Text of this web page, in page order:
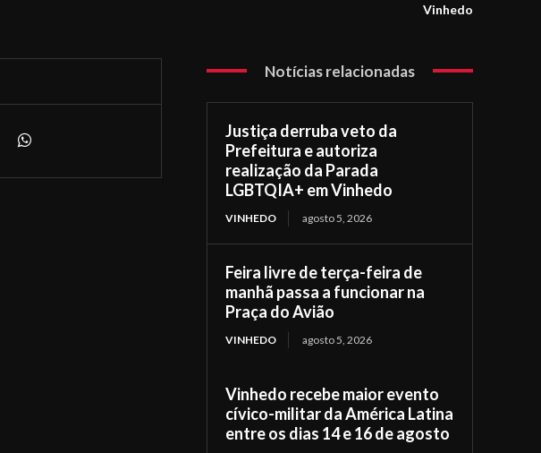
Vinhedo
Notícias relacionadas
Justiça derruba veto da
Prefeitura e autoriza
realização da Parada
LGBTQIA+ em Vinhedo
VINHEDO agosto 5, 2026
Feira livre de terça-feira de
manhã passa a funcionar na
Praça do Avião
VINHEDO agosto 5, 2026
Vinhedo recebe maior evento
cívico-militar da América Latina
entre os dias 14 e 16 de agosto